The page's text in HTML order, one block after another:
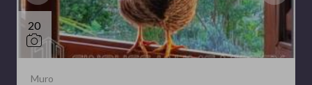
20
Muro